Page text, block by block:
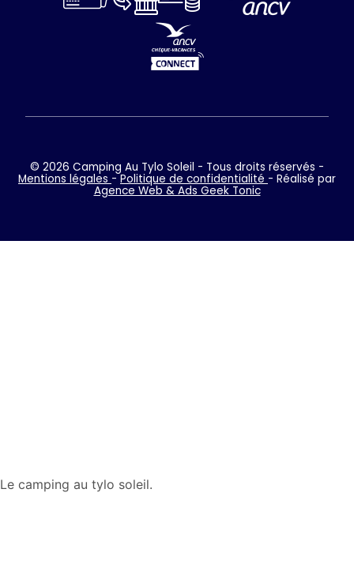
© 2026 Camping Au Tylo Soleil - Tous droits réservés -
Mentions légales -Politique de confidentialité - Réalisé par
Agence Web & Ads Geek Tonic
Le camping au tylo soleil.